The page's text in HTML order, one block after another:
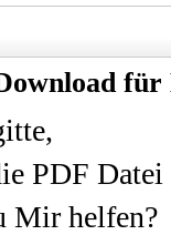
für
PDF
Mir helfen?